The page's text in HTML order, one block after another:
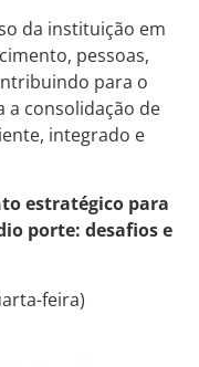
da instituição em
pessoas,
para o
a consolidação de
integrado e
estratégico para
porte: desafios e
feira)